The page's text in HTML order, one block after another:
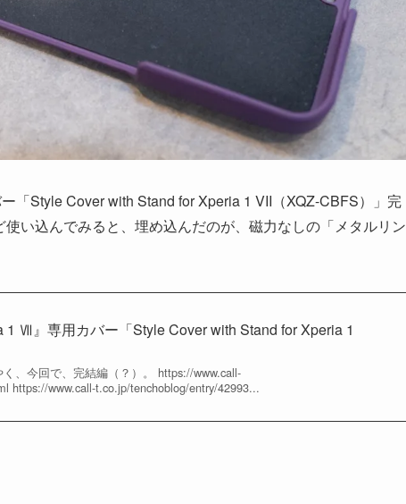
「Style Cover with Stand for Xperia 1 VII（XQZ-CBFS）」完
い込んでみると、埋め込んだのが、磁力なしの「メタルリン
1 Ⅶ』専用カバー「Style Cover with Stand for Xperia 1
、今回で、完結編（？）。 https://www.call-
https://www.call-t.co.jp/tenchoblog/entry/42993...